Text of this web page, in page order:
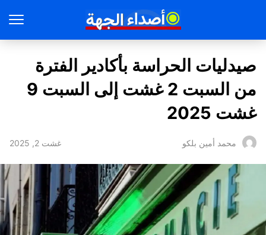
صيدليات الحراسة بأكادير الفترة
من السبت 2 غشت إلى السبت 9
غشت 2025
محمد أمين بلكو غشت 2, 2025